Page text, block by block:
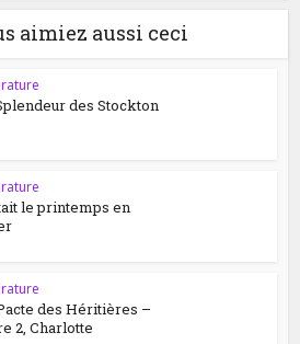
aimiez aussi ceci
des Stockton
le printemps en
des Héritières –
2, Charlotte